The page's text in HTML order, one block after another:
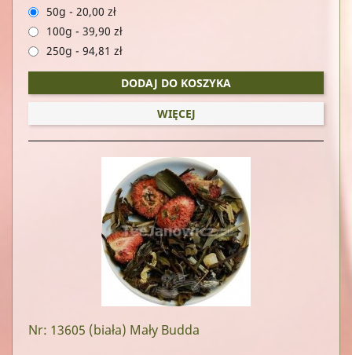
50g - 20,00 zł
100g - 39,90 zł
250g - 94,81 zł
DODAJ DO KOSZYKA
WIĘCEJ
Nr: 13605 (biała) Mały Budda